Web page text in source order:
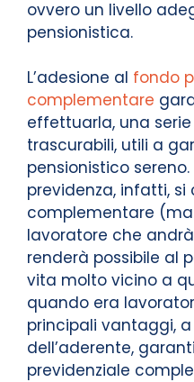
ovvero un livello
pensionistica.
L’adesione al fondo
complementare
effettuarla, una
trascurabili, utili a
pensionistico
previdenza, infatti,
complementare (ma
lavoratore che
renderà possibile al
vita molto vicino a
quando era
principali vantaggi,
dell’aderente,
previdenziale